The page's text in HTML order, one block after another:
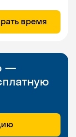
время
—